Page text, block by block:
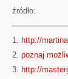
źródło:
1. http://
2. poznaj
3. http://